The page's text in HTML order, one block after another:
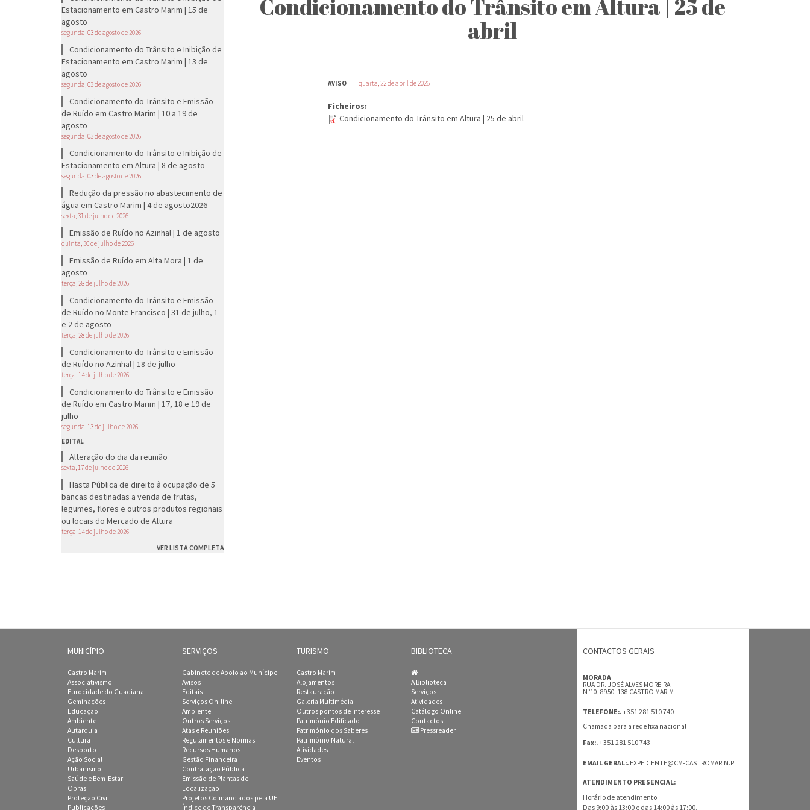
Estacionamento em Castro Marim | 15 de
agosto
segunda, 03 de agosto de 2026
Condicionamento do Trânsito e Inibição de
Estacionamento em Castro Marim | 13 de
agosto
segunda, 03 de agosto de 2026
Condicionamento do Trânsito e Emissão
de Ruído em Castro Marim | 10 a 19 de
agosto
segunda, 03 de agosto de 2026
Condicionamento do Trânsito e Inibição de
Estacionamento em Altura | 8 de agosto
segunda, 03 de agosto de 2026
Redução da pressão no abastecimento de
água em Castro Marim | 4 de agosto2026
sexta, 31 de julho de 2026
Emissão de Ruído no Azinhal | 1 de agosto
quinta, 30 de julho de 2026
Emissão de Ruído em Alta Mora | 1 de
agosto
terça, 28 de julho de 2026
Condicionamento do Trânsito e Emissão
de Ruído no Monte Francisco | 31 de julho, 1
e 2 de agosto
terça, 28 de julho de 2026
Condicionamento do Trânsito e Emissão
de Ruído no Azinhal | 18 de julho
terça, 14 de julho de 2026
Condicionamento do Trânsito e Emissão
de Ruído em Castro Marim | 17, 18 e 19 de
julho
segunda, 13 de julho de 2026
EDITAL
Alteração do dia da reunião
sexta, 17 de julho de 2026
Hasta Pública de direito à ocupação de 5
bancas destinadas a venda de frutas,
legumes, flores e outros produtos regionais
ou locais do Mercado de Altura
terça, 14 de julho de 2026
VER LISTA COMPLETA
Condicionamento do Trânsito em Altura | 25 de
abril
AVISO quarta, 22 de abril de 2026
Ficheiros:
Condicionamento do Trânsito em Altura | 25 de abril
MUNICÍPIO
Castro Marim
Associativismo
Eurocidade do Guadiana
Geminações
Educação
Ambiente
Autarquia
Cultura
Desporto
Ação Social
Urbanismo
Saúde e Bem-Estar
Obras
Proteção Civil
Publicações
SERVIÇOS
Gabinete de Apoio ao Munícipe
Avisos
Editais
Serviços On-line
Ambiente
Outros Serviços
Atas e Reuniões
Regulamentos e Normas
Recursos Humanos
Gestão Financeira
Contratação Pública
Emissão de Plantas de
Localização
Projetos Cofinanciados pela UE
Índice de Transparência
TURISMO
Castro Marim
Alojamentos
Restauração
Galeria Multimédia
Outros pontos de Interesse
Património Edificado
Património dos Saberes
Património Natural
Atividades
Eventos
BIBLIOTECA
A Biblioteca
Serviços
Atividades
Catálogo Online
Contactos
Pressreader
CONTACTOS GERAIS
MORADA
RUA DR. JOSÉ ALVES MOREIRA
Nº10, 8950-138 CASTRO MARIM
TELEFONE:.+351 281 510 740
Chamada para a rede fixa nacional
Fax:.+351 281 510 743
EMAIL GERAL:. EXPEDIENTE@CM-CASTROMARIM.PT
ATENDIMENTO PRESENCIAL:
Horário de atendimento
Das 9:00 às 13:00 e das 14:00 às 17:00.